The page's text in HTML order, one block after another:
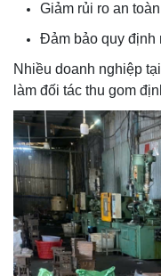
Giảm rủi ro an
Đảm bảo quy định
Nhiều doanh nghiệp
làm đối tác thu gom